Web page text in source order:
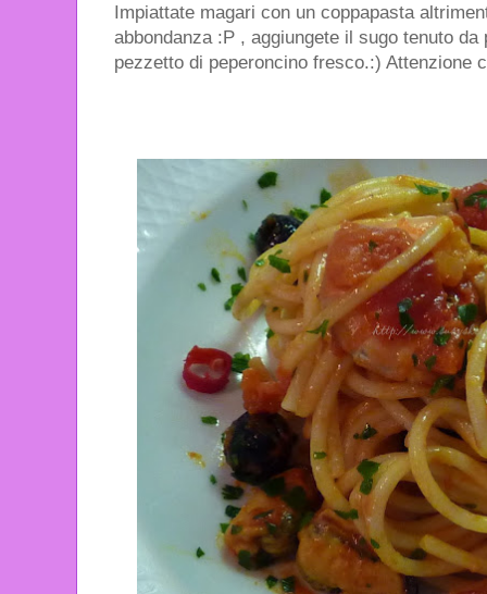
Impiattate magari con un coppapasta
abbondanza :P , aggiungete il sugo tenuto
pezzetto di peperoncino fresco.:) Attenzione